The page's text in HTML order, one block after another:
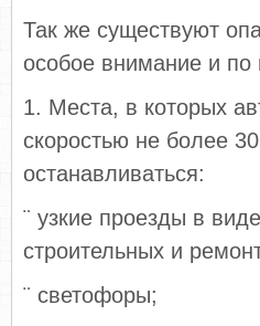
Так же существуют
особое внимание и по
1. Места, в которых
скоростью не более
останавливаться:
¨ узкие проезды в
строительных и
¨ светофоры;